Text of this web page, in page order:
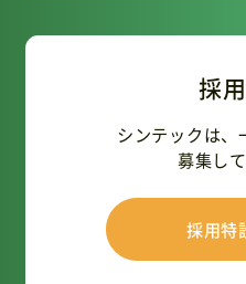
採
シンテックは、
募集し
採用特